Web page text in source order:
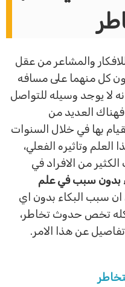
والمشاعر من عقل
منهما على مسافه
لا يوجد وسيله للتواصل
العديد من
بها في خلال السنوات
وتاثيره الفعلي،
من الافراد في
سبب في علم
البكاء بدون اي
تخص حدوث تخاطر،
عن هذا الامر.